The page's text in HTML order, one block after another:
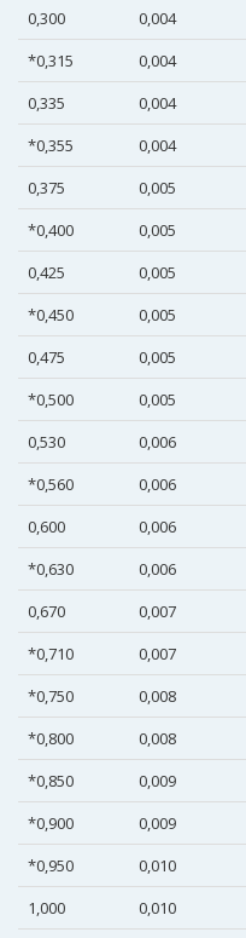
0,300
0,004
*0,315
0,004
0,335
0,004
*0,355
0,004
0,375
0,005
*0,400
0,005
0,425
0,005
*0,450
0,005
0,475
0,005
*0,500
0,005
0,530
0,006
*0,560
0,006
0,600
0,006
*0,630
0,006
0,670
0,007
*0,710
0,007
*0,750
0,008
*0,800
0,008
*0,850
0,009
*0,900
0,009
*0,950
0,010
1,000
0,010